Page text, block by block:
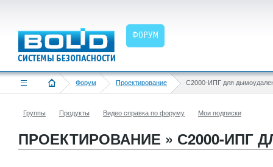
ФОРУМ
Форум Проектирование С2000-ИПГ для
Группы Продукты Видео справка по форуму Мои подписки
ПРОЕКТИРОВАНИЕ » С2000-ИПГ